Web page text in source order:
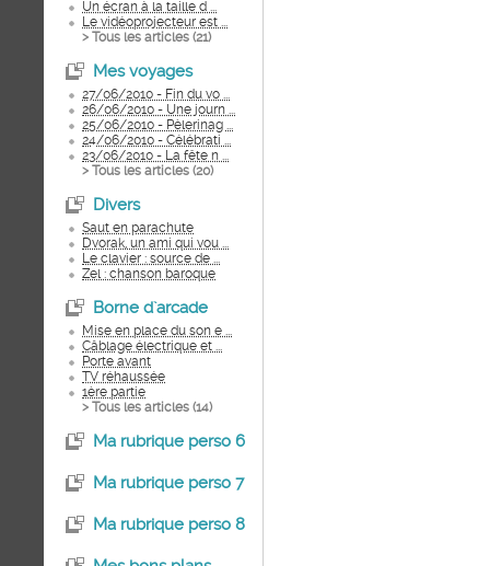
Un écran à la taille d ...
Le vidéoprojecteur est ...
> Tous les articles (21)
Mes voyages
27/06/2010 - Fin du vo ...
26/06/2010 - Une journ ...
25/06/2010 - Pèlerinag ...
24/06/2010 - Célébrati ...
23/06/2010 - La fête n ...
> Tous les articles (20)
Divers
Saut en parachute
Dvorak, un ami qui vou ...
Le clavier : source de ...
Zel : chanson baroque
Borne d`arcade
Mise en place du son e ...
Câblage électrique et ...
Porte avant
TV réhaussée
1ère partie
> Tous les articles (14)
Ma rubrique perso 6
Ma rubrique perso 7
Ma rubrique perso 8